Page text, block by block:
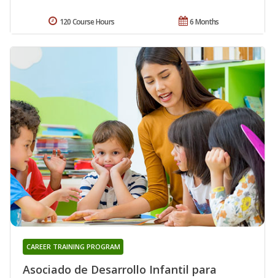
6 Months
120 Course Hours
Asociado de Desarrollo Infantil para
CAREER TRAINING PROGRAM